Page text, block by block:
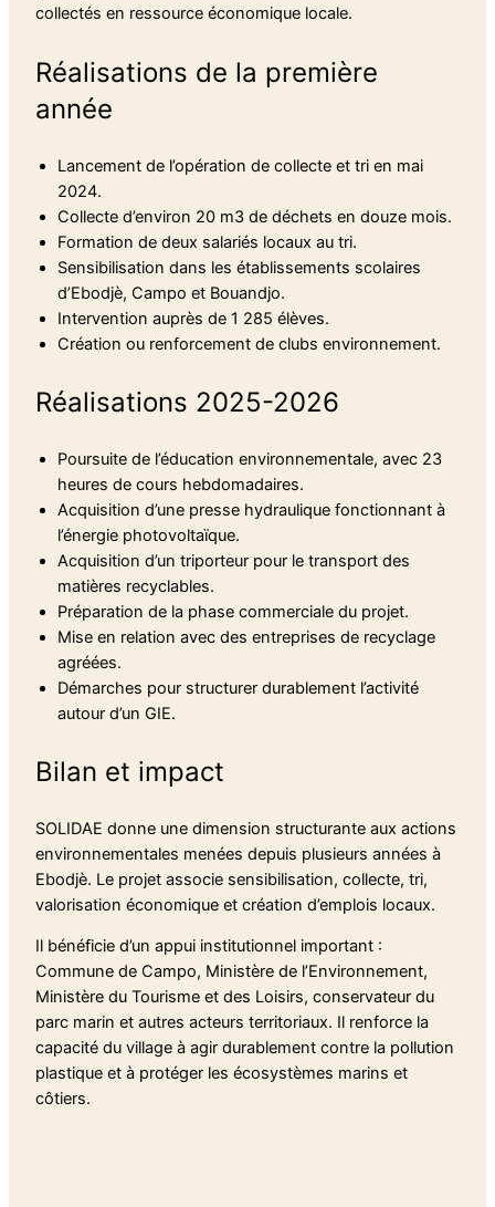
collectés en ressource économique locale.
Réalisations de la première
année
Lancement de l’opération de collecte et tri en mai
2024.
Collecte d’environ 20 m3 de déchets en douze mois.
Formation de deux salariés locaux au tri.
Sensibilisation dans les établissements scolaires
d’Ebodjè, Campo et Bouandjo.
Intervention auprès de 1 285 élèves.
Création ou renforcement de clubs environnement.
Réalisations 2025-2026
Poursuite de l’éducation environnementale, avec 23
heures de cours hebdomadaires.
Acquisition d’une presse hydraulique fonctionnant à
l’énergie photovoltaïque.
Acquisition d’un triporteur pour le transport des
matières recyclables.
Préparation de la phase commerciale du projet.
Mise en relation avec des entreprises de recyclage
agréées.
Démarches pour structurer durablement l’activité
autour d’un GIE.
Bilan et impact
SOLIDAE donne une dimension structurante aux actions
environnementales menées depuis plusieurs années à
Ebodjè. Le projet associe sensibilisation, collecte, tri,
valorisation économique et création d’emplois locaux.
Il bénéficie d’un appui institutionnel important :
Commune de Campo, Ministère de l’Environnement,
Ministère du Tourisme et des Loisirs, conservateur du
parc marin et autres acteurs territoriaux. Il renforce la
capacité du village à agir durablement contre la pollution
plastique et à protéger les écosystèmes marins et
côtiers.